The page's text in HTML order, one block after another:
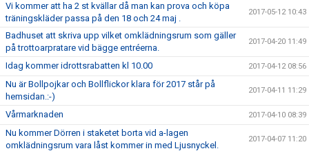
Vi kommer att ha 2 st kvällar då man kan prova och köpa
träningskläder passa på den 18 och 24 maj .
2017-05-12 10:43
Badhuset att skriva upp vilket omklädningsrum som gäller
på trottoarpratare vid bägge entréerna.
2017-04-20 11:49
Idag kommer idrottsrabatten kl 10.00 2017-04-12 08:56
Nu är Bollpojkar och Bollflickor klara för 2017 står på
hemsidan.:-)
2017-04-11 11:29
Vårmarknaden 2017-04-10 08:39
Nu kommer Dörren i staketet borta vid a-lagen
omklädningsrum vara låst kommer in med Ljusnyckel.
2017-04-07 11:20